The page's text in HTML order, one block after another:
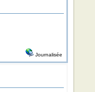
Journalisée